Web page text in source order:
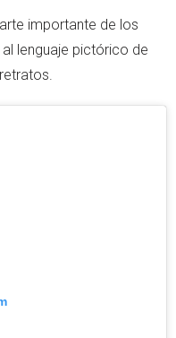
importante de los
lenguaje pictórico de